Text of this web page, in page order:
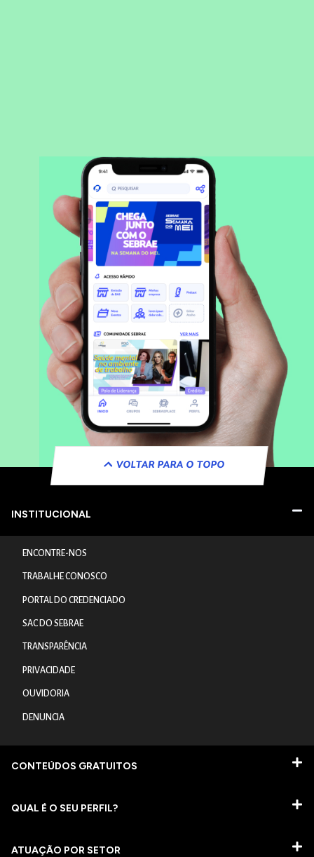
VOLTAR PARA O TOPO
INSTITUCIONAL
ENCONTRE-NOS
TRABALHE CONOSCO
PORTAL DO CREDENCIADO
SAC DO SEBRAE
TRANSPARÊNCIA
PRIVACIDADE
OUVIDORIA
DENUNCIA
CONTEÚDOS GRATUITOS
QUAL É O SEU PERFIL?
ATUAÇÃO POR SETOR